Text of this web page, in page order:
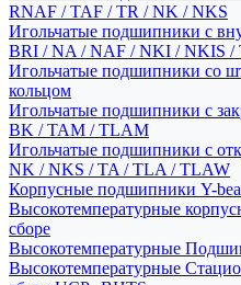
RNAF / TAF / TR / NK / NKS
Игольчатые подшипники с
BRI / NA / NAF / NKI / NKIS /
Игольчатые подшипники со
кольцом
Игольчатые подшипники с
BK / TAM / TLAM
Игольчатые подшипники с
NK / NKS / TA / TLA / TLAW
Корпусные подшипники Y-
Высокотемпературные
сборе
Высокотемпературные
Высокотемпературные